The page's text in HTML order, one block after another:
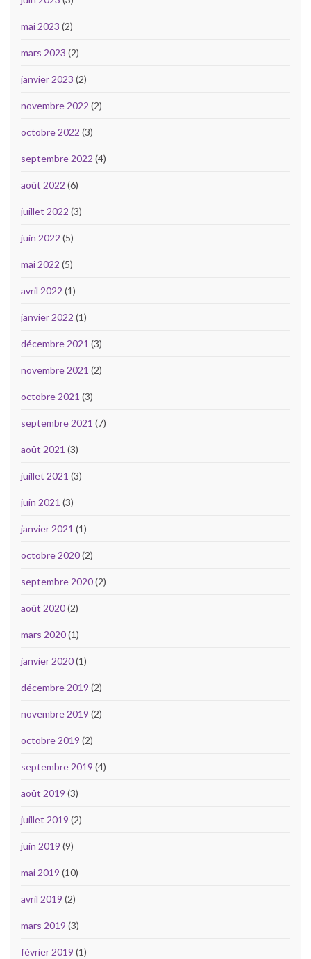
mai 2023 (2)
mars 2023 (2)
janvier 2023 (2)
novembre 2022 (2)
octobre 2022 (3)
septembre 2022 (4)
août 2022 (6)
juillet 2022 (3)
juin 2022 (5)
mai 2022 (5)
avril 2022 (1)
janvier 2022 (1)
décembre 2021 (3)
novembre 2021 (2)
octobre 2021 (3)
septembre 2021 (7)
août 2021 (3)
juillet 2021 (3)
juin 2021 (3)
janvier 2021 (1)
octobre 2020(2)
septembre 2020(2)
août 2020(2)
mars 2020(1)
janvier 2020(1)
décembre 2019 (2)
novembre 2019 (2)
octobre 2019 (2)
septembre 2019 (4)
août 2019 (3)
juillet 2019 (2)
juin 2019 (9)
mai 2019 (10)
avril 2019 (2)
mars 2019 (3)
février 2019 (1)